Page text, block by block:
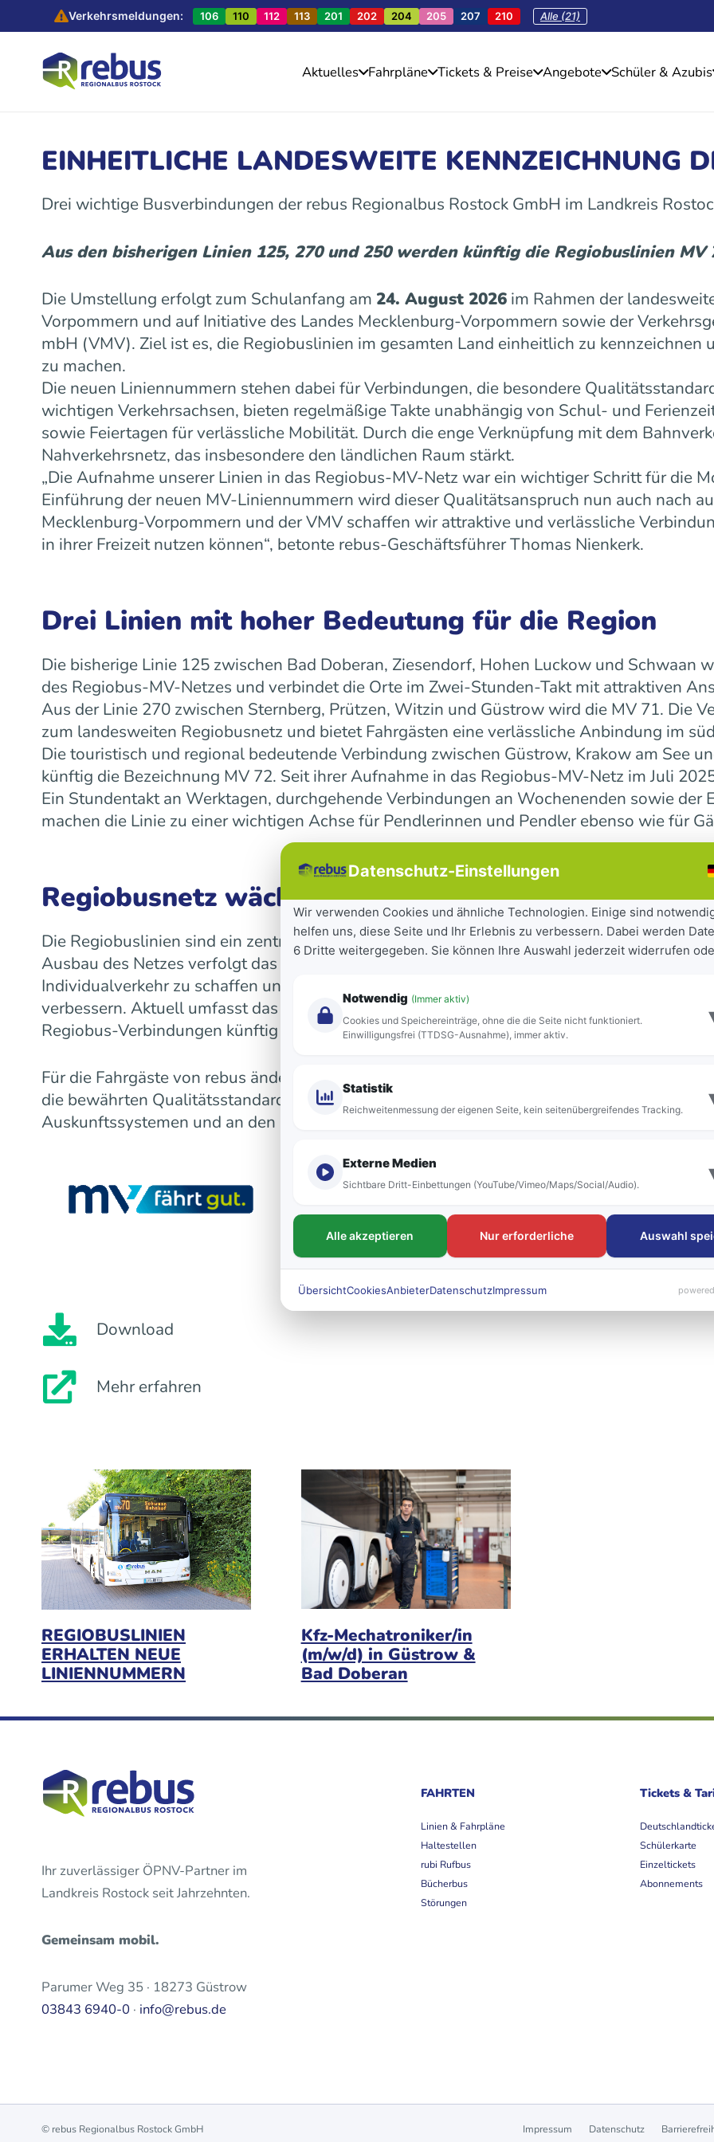
Verkehrsmeldungen: 106 110 112 113 201 202 204 205 207 210 Alle (21)
Aktuelles Fahrpläne Tickets & Preise Angebote Schüler & Azubis
EINHEITLICHE LANDESWEITE KENNZEICHNUNG
Drei wichtige Busverbindungen der rebus Regionalbus Rostock GmbH im Landkreis
Aus den bisherigen Linien 125, 270 und 250 werden künftig die Regiobuslinien MV
Die Umstellung erfolgt zum Schulanfang am 24. August 2026 im Rahmen der
Vorpommern und auf Initiative des Landes Mecklenburg-Vorpommern sowie der
mbH (VMV). Ziel ist es, die Regiobuslinien im gesamten Land einheitlich zu kennzeichnen
zu machen.
Die neuen Liniennummern stehen dabei für Verbindungen, die besondere
wichtigen Verkehrsachsen, bieten regelmäßige Takte unabhängig von Schul- und
sowie Feiertagen für verlässliche Mobilität. Durch die enge Verknüpfung mit dem
Nahverkehrsnetz, das insbesondere den ländlichen Raum stärkt.
„Die Aufnahme unserer Linien in das Regiobus-MV-Netz war ein wichtiger Schritt für die
Einführung der neuen MV-Liniennummern wird dieser Qualitätsanspruch nun auch nach
Mecklenburg-Vorpommern und der VMV schaffen wir attraktive und verlässliche
in ihrer Freizeit nutzen können“, betonte rebus-Geschäftsführer Thomas Nienkerk.
Drei Linien mit hoher Bedeutung für die Region
Die bisherige Linie 125 zwischen Bad Doberan, Ziesendorf, Hohen Luckow und Schwaan
des Regiobus-MV-Netzes und verbindet die Orte im Zwei-Stunden-Takt mit attraktiven
Aus der Linie 270 zwischen Sternberg, Prützen, Witzin und Güstrow wird die MV 71. Die
zum landesweiten Regiobusnetz und bietet Fahrgästen eine verlässliche Anbindung im
Die touristisch und regional bedeutende Verbindung zwischen Güstrow, Krakow am See
künftig die Bezeichnung MV 72. Seit ihrer Aufnahme in das Regiobus-MV-Netz im Juli
Ein Stundentakt an Werktagen, durchgehende Verbindungen an Wochenenden sowie der
machen die Linie zu einer wichtigen Achse für Pendlerinnen und Pendler ebenso wie für
Regiobusnetz wächst landesweit weiter
Die Regiobuslinien sind ein zentraler Bestandteil der seit 2023 laufenden
Ausbau des Netzes verfolgt das Land das Ziel, Städte und Gemeinden besser
Individualverkehr zu schaffen und die Mobilität für Bürgerinnen und Bürger sowie
verbessern. Aktuell umfasst das landesweite Netz 16 Regiobuslinien. Die neuen MV-
Regiobus-Verbindungen künftig auf einen Blick zu erkennen.
Für die Fahrgäste von rebus ändert sich mit der Umstellung vor allem die Bezeichnung
die bewährten Qualitätsstandards bleiben bestehen. Die neuen Liniennummern werden
Auskunftssystemen und an den Fahrzeugen sichtbar sein.
Download
Mehr erfahren
REGIOBUSLINIEN
ERHALTEN NEUE
LINIENNUMMERN
Kfz-Mechatroniker/in
(m/w/d) in Güstrow &
Bad Doberan
Ihr zuverlässiger ÖPNV-Partner im
Landkreis Rostock seit Jahrzehnten.
Gemeinsam mobil.
Parumer Weg 35 · 18273 Güstrow
03843 6940-0 · info@rebus.de
FAHRTEN
Linien & Fahrpläne
Haltestellen
rubi Rufbus
Bücherbus
Störungen
Tickets &
Schülerkarte
Einzeltickets
Abonnements
© rebus Regionalbus Rostock GmbH Impressum Datenschutz
Datenschutz-Einstellungen
Wir verwenden Cookies und ähnliche Technologien. Einige sind
helfen uns, diese Seite und Ihr Erlebnis zu verbessern. Dabei werden
6 Dritte weitergegeben. Sie können Ihre Auswahl jederzeit widerrufen
Notwendig (Immer aktiv)
Cookies und Speichereinträge, ohne die die Seite nicht funktioniert.
Einwilligungsfrei (TTDSG-Ausnahme), immer aktiv.
Statistik
Reichweitenmessung der eigenen Seite, kein seitenübergreifendes Tracking.
Externe Medien
Sichtbare Dritt-Einbettungen (YouTube/Vimeo/Maps/Social/Audio).
Alle akzeptieren Nur erforderliche Auswahl
ÜbersichtCookiesAnbieterDatenschutzImpressum